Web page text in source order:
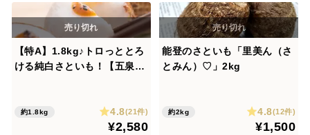
【特A】1.8kg♪トロっととろ
ける純白さといも！【五泉里
約1.8kg 4.8(21件)
¥2,580
能登のさといも「里美ん（さ
とみん）♡」2kg
約2kg 4.8(12件)
¥1,500